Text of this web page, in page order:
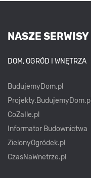
NASZE SERWISY
DOM, OGRÓD I WNĘTRZA
BudujemyDom.pl
Projekty.BudujemyDom.pl
CoZaIle.pl
Informator Budownictwa
ZielonyOgródek.pl
CzasNaWnetrze.pl